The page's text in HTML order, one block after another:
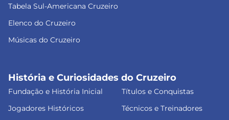
Tabela Sul-Americana Cruzeiro
Elenco do Cruzeiro
Músicas do Cruzeiro
História e Curiosidades do Cruzeiro
Fundação e História Inicial
Títulos e Conquistas
Jogadores Históricos
Técnicos e Treinadores